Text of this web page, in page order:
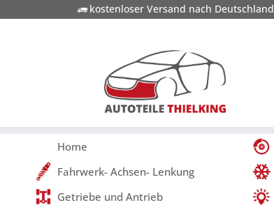
kostenloser Versand nach Deutschland
Home
Fahrwerk- Achsen- Lenkung
Getriebe und Antrieb